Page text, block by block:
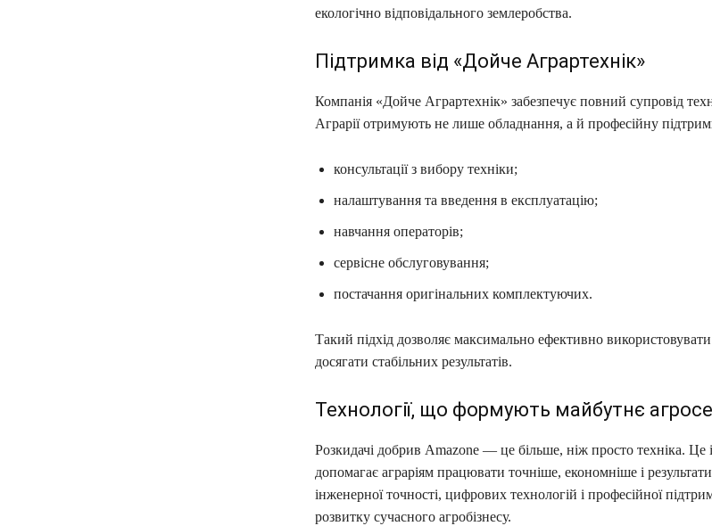
екологічно відповідального землеробства.
Підтримка від «Дойче Аграртехнік»
Компанія «Дойче Аграртехнік» забезпечує повний супровід
Аграрії отримують не лише обладнання, а й професійну
консультації з вибору техніки;
налаштування та введення в експлуатацію;
навчання операторів;
сервісне обслуговування;
постачання оригінальних комплектуючих.
Такий підхід дозволяє максимально ефективно використовувати
досягати стабільних результатів.
Технології, що формують майбутнє
Розкидачі добрив Amazone — це більше, ніж просто техніка. Це
допомагає аграріям працювати точніше, економніше і
інженерної точності, цифрових технологій і професійної
розвитку сучасного агробізнесу.